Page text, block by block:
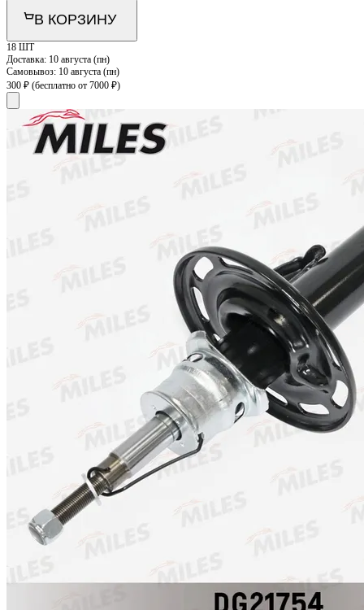
В КОРЗИНУ
18 ШТ
Доставка: 10 августа (пн)
Самовывоз: 10 августа (пн)
300 ₽ (бесплатно от 7000 ₽)